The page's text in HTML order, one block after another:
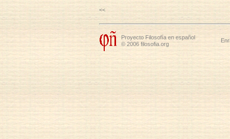
<<
Proyecto Filosofía en español
© 2006 filosofia.org